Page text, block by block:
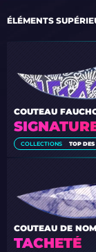
COUTEAU
COLLECTIONS TOP DES
TACHETÉ
COUTEAU DE